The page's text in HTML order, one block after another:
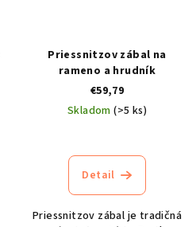
Priessnitzov zábal na
rameno a hrudník
€59,79
Skladom(>5 ks)
produktu
je
4,7
z
Detail
Priessnitzov zábal je tradičná